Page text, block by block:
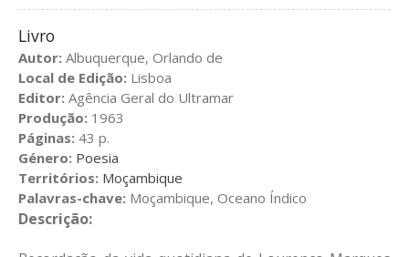
Apoios e parcerias
Pesquisa
Índice de assuntos
Livro
Autor: Albuquerque, Orlando de
Local de Edição: Lisboa
Editor: Agência Geral do Ultramar
Produção: 1963
Páginas: 43 p.
Género: Poesia
Territórios: Moçambique
Palavras-chave: Moçambique, Oceano Índico
Descrição: